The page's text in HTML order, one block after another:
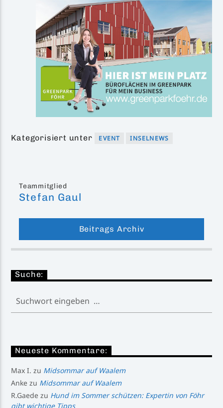
Kategorisiert unter EVENT INSELNEWS
Teammitglied
Stefan Gaul
Beitrags Archiv
Suche:
Neueste Kommentare:
Max I. zu Midsommar auf Waalem
Anke zu Midsommar auf Waalem
R.Gaede zu Hund im Sommer schützen: Expertin von Föhr
gibt wichtige Tipps